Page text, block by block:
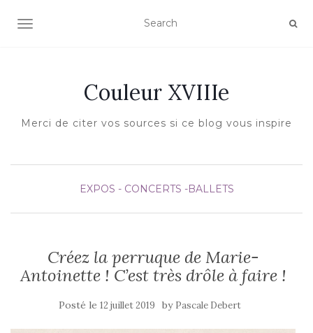
AFFICHER/MASQUER LA NAVIGATION
Couleur XVIIIe
Merci de citer vos sources si ce blog vous inspire
EXPOS - CONCERTS -BALLETS
Créez la perruque de Marie-
Antoinette ! C’est très drôle à faire !
Posté le 12 juillet 2019 by Pascale Debert